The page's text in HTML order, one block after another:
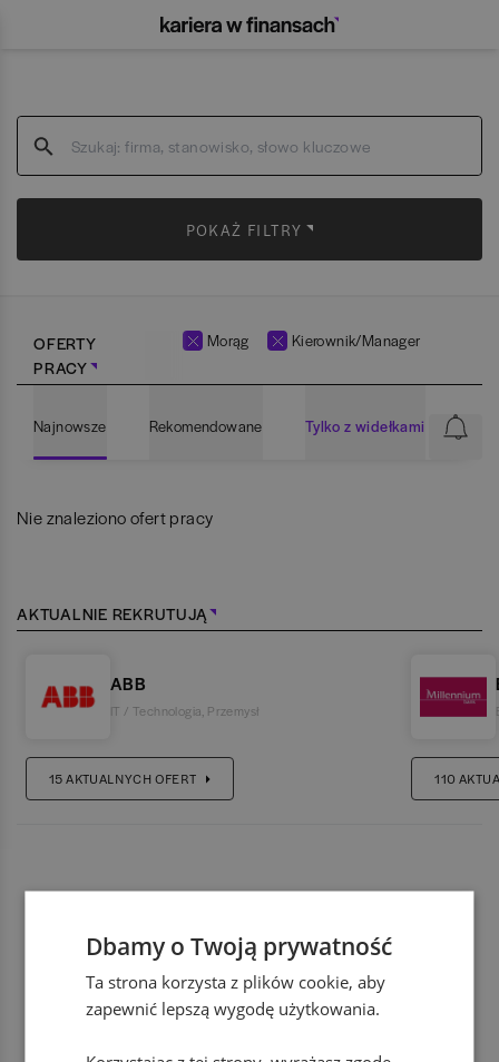
POKAŻ FILTRY
OFERTY
PRACY
Morąg Kierownik/Manager
Najnowsze Rekomendowane Tylko z widełkami
Nie znaleziono ofert pracy
AKTUALNIE REKRUTUJĄ
ABB
IT / Technologia Przemysł
15AKTUALNYCH OFERT 110
Dbamy o Twoją prywatność
Ta strona korzysta z plików cookie, aby
zapewnić lepszą wygodę użytkowania.